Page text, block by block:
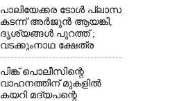
പാലിയേക്കര ടോൾ പ്ലാസ
കടന്ന് അർജുൻ ആയങ്കി,​
ദൃശ്യങ്ങൾ പുറത്ത് ;
വടക്കുംനാഥ ക്ഷേത്ര
മൈതാനത്തുണ്ടെന്ന്
ഫേസ്ബുക്ക് പോസ്റ്റ്
പിങ്ക് പൊലീസിന്റെ
വാഹനത്തിന് മുകളിൽ
കയറി മദ്യപന്റെ